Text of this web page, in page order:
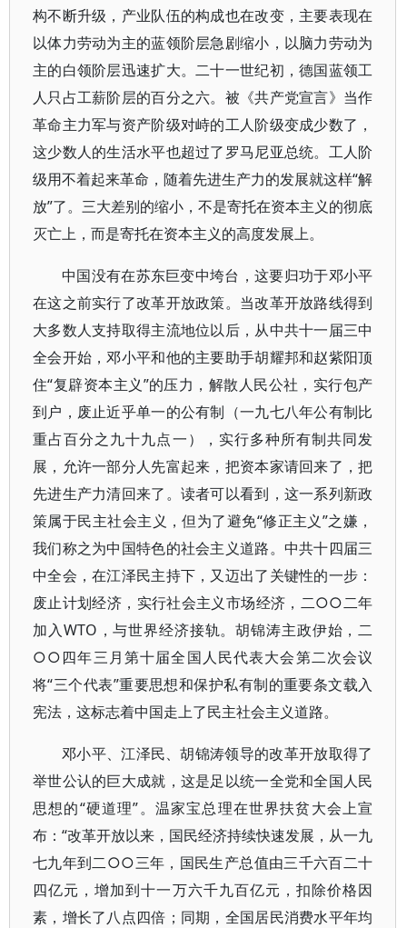
构不断升级，产业队伍的构成也在改变，主要表现在
以体力劳动为主的蓝领阶层急剧缩小，以脑力劳动为
主的白领阶层迅速扩大。二十一世纪初，德国蓝领工
人只占工薪阶层的百分之六。被《共产党宣言》当作
革命主力军与资产阶级对峙的工人阶级变成少数了，
这少数人的生活水平也超过了罗马尼亚总统。工人阶
级用不着起来革命，随着先进生产力的发展就这样“解
放”了。三大差别的缩小，不是寄托在资本主义的彻底
灭亡上，而是寄托在资本主义的高度发展上。
中国没有在苏东巨变中垮台，这要归功于邓小平
在这之前实行了改革开放政策。当改革开放路线得到
大多数人支持取得主流地位以后，从中共十一届三中
全会开始，邓小平和他的主要助手胡耀邦和赵紫阳顶
住“复辟资本主义”的压力，解散人民公社，实行包产
到户，废止近乎单一的公有制（一九七八年公有制比
重占百分之九十九点一），实行多种所有制共同发
展，允许一部分人先富起来，把资本家请回来了，把
先进生产力清回来了。读者可以看到，这一系列新政
策属于民主社会主义，但为了避免“修正主义”之嫌，
我们称之为中国特色的社会主义道路。中共十四届三
中全会，在江泽民主持下，又迈出了关键性的一步：
废止计划经济，实行社会主义市场经济，二○○二年
加入WTO，与世界经济接轨。胡锦涛主政伊始，二
○○四年三月第十届全国人民代表大会第二次会议
将“三个代表”重要思想和保护私有制的重要条文载入
宪法，这标志着中国走上了民主社会主义道路。
邓小平、江泽民、胡锦涛领导的改革开放取得了
举世公认的巨大成就，这是足以统一全党和全国人民
思想的“硬道理”。温家宝总理在世界扶贫大会上宣
布：“改革开放以来，国民经济持续快速发展，从一九
七九年到二○○三年，国民生产总值由三千六百二十
四亿元，增加到十一万六千九百亿元，扣除价格因
素，增长了八点四倍；同期，全国居民消费水平年均